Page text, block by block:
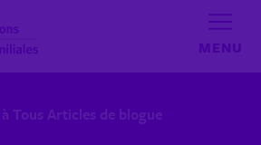
Tous Articles de blogue